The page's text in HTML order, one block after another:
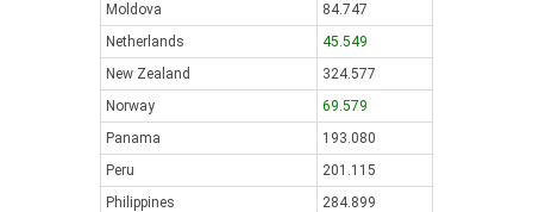
Moldova
84.747
Netherlands
45.549
New Zealand
324.577
Norway
69.579
Panama
193.080
Peru
201.115
Philippines
284.899